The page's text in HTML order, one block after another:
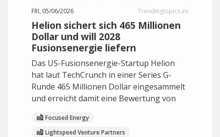
FRI, 05/06/2026 Trendingtopics.eu
Helion sichert sich 465 Millionen
Dollar und will 2028
Fusionsenergie liefern
Das US-Fusionsenergie-Startup Helion
hat laut TechCrunch in einer Series G-
Runde 465 Millionen Dollar eingesammelt
und erreicht damit eine Bewertung von
Focused Energy
Lightspeed Venture Partners